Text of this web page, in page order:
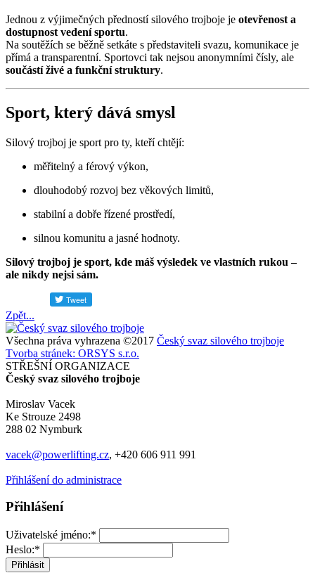
Jednou z výjimečných předností silového trojboje je otevřenost a
dostupnost vedení sportu.
Na soutěžích se běžně setkáte s představiteli svazu, komunikace je
přímá a transparentní. Sportovci tak nejsou anonymními čísly, ale
součástí živé a funkční struktury.
Sport, který dává smysl
Silový trojboj je sport pro ty, kteří chtějí:
měřitelný a férový výkon,
dlouhodobý rozvoj bez věkových limitů,
stabilní a dobře řízené prostředí,
silnou komunitu a jasné hodnoty.
Silový trojboj je sport, kde máš výsledek ve vlastních rukou –
ale nikdy nejsi sám.
Zpět...
Všechna práva vyhrazena ©2017 Český svaz silového trojboje
Tvorba stránek: ORSYS s.r.o.
STŘEŠNÍ ORGANIZACE
Český svaz silového trojboje
Miroslav Vacek
Ke Strouze 2498
288 02 Nymburk
vacek@powerlifting.cz, +420 606 911 991
Přihlášení do administrace
Přihlášení
Uživatelské jméno:*
Heslo:*